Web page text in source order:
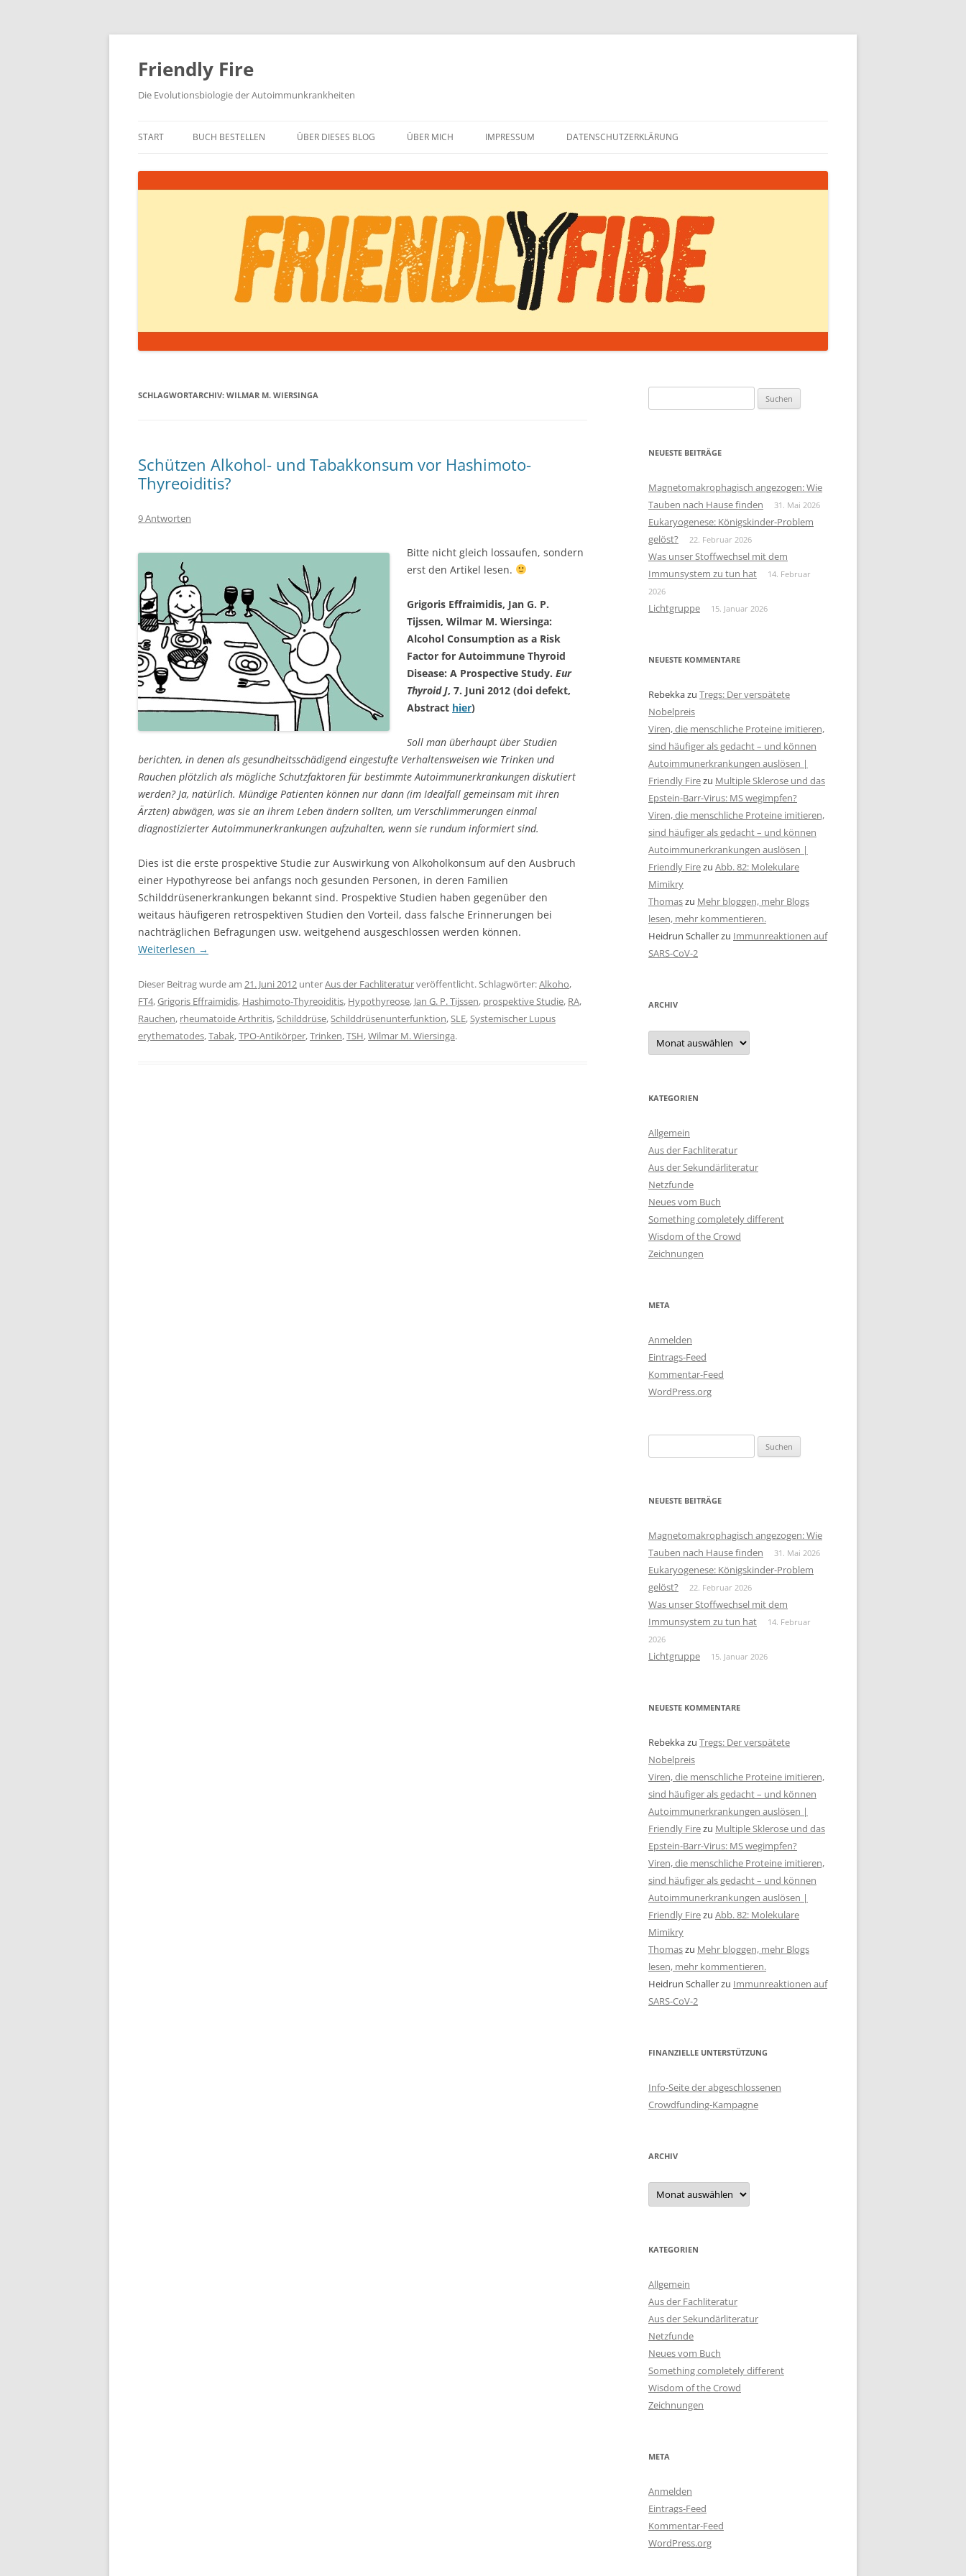
Zum
springen
Friendly Fire
Die Evolutionsbiologie der Autoimmunkrankheiten
START BUCH BESTELLEN ÜBER DIESES BLOG ÜBER MICH IMPRESSUM DATENSCHUTZERKLÄRUNG
SCHLAGWORTARCHIV: WILMAR M. WIERSINGA
Schützen Alkohol- und Tabakkonsum vor Hashimoto-
Thyreoiditis?
9 Antworten
Bitte nicht gleich lossaufen, sondern
erst den Artikel lesen.
Grigoris Effraimidis, Jan G. P.
Tijssen, Wilmar M. Wiersinga:
Alcohol Consumption as a Risk
Factor for Autoimmune Thyroid
Disease: A Prospective Study. Eur
Thyroid J, 7. Juni 2012 (doi defekt,
Abstract hier)
Soll man überhaupt über Studien
berichten, in denen als gesundheitsschädigend eingestufte Verhaltensweisen wie Trinken und
Rauchen plötzlich als mögliche Schutzfaktoren für bestimmte Autoimmunerkrankungen diskutiert
werden? Ja, natürlich. Mündige Patienten können nur dann (im Idealfall gemeinsam mit ihren
Ärzten) abwägen, was sie an ihrem Leben ändern sollten, um Verschlimmerungen einmal
diagnostizierter Autoimmunerkrankungen aufzuhalten, wenn sie rundum informiert sind.
Dies ist die erste prospektive Studie zur Auswirkung von Alkoholkonsum auf den Ausbruch
einer Hypothyreose bei anfangs noch gesunden Personen, in deren Familien
Schilddrüsenerkrankungen bekannt sind. Prospektive Studien haben gegenüber den
weitaus häufigeren retrospektiven Studien den Vorteil, dass falsche Erinnerungen bei
nachträglichen Befragungen usw. weitgehend ausgeschlossen werden können.
Weiterlesen →
Dieser Beitrag wurde am 21. Juni 2012 unterAus der Fachliteraturveröffentlicht. Schlagwörter:Alkoho,
FT4,Grigoris Effraimidis, Hashimoto-Thyreoiditis, Hypothyreose, Jan G. P. Tijssen, prospektive Studie, RA,
Rauchen, rheumatoide Arthritis,Schilddrüse,Schilddrüsenunterfunktion,SLE,Systemischer Lupus
erythematodes,Tabak,TPO-Antikörper,Trinken,TSH,Wilmar M. Wiersinga.
nach:
NEUESTE BEITRÄGE
Magnetomakrophagisch angezogen: Wie
Tauben nach Hause finden
31. Mai 2026
Eukaryogenese: Königskinder-Problem
gelöst?
22. Februar 2026
Was unser Stoffwechsel mit dem
Immunsystem zu tun hat
14. Februar
2026
Lichtgruppe 15. Januar 2026
NEUESTE KOMMENTARE
Rebekkazu Tregs: Der verspätete
Nobelpreis
Viren, die menschliche Proteine imitieren,
sind häufiger als gedacht – und können
Autoimmunerkrankungen auslösen |
Friendly Firezu Multiple Sklerose und das
Epstein-Barr-Virus: MS wegimpfen?
Viren, die menschliche Proteine imitieren,
sind häufiger als gedacht – und können
Autoimmunerkrankungen auslösen |
Friendly Firezu Abb. 82: Molekulare
Mimikry
Thomaszu Mehr bloggen, mehr Blogs
lesen, mehr kommentieren.
Heidrun Schallerzu Immunreaktionen auf
SARS-CoV-2
ARCHIV
Archiv
KATEGORIEN
Allgemein
Aus der Fachliteratur
Aus der Sekundärliteratur
Netzfunde
Neues vom Buch
Something completely different
Wisdom of the Crowd
Zeichnungen
META
Anmelden
Eintrags-Feed
Kommentar-Feed
WordPress.org
nach:
NEUESTE BEITRÄGE
Magnetomakrophagisch angezogen: Wie
Tauben nach Hause finden
31. Mai 2026
Eukaryogenese: Königskinder-Problem
gelöst?
22. Februar 2026
Was unser Stoffwechsel mit dem
Immunsystem zu tun hat
14. Februar
2026
Lichtgruppe 15. Januar 2026
NEUESTE KOMMENTARE
Rebekkazu Tregs: Der verspätete
Nobelpreis
Viren, die menschliche Proteine imitieren,
sind häufiger als gedacht – und können
Autoimmunerkrankungen auslösen |
Friendly Firezu Multiple Sklerose und das
Epstein-Barr-Virus: MS wegimpfen?
Viren, die menschliche Proteine imitieren,
sind häufiger als gedacht – und können
Autoimmunerkrankungen auslösen |
Friendly Firezu Abb. 82: Molekulare
Mimikry
Thomaszu Mehr bloggen, mehr Blogs
lesen, mehr kommentieren.
Heidrun Schallerzu Immunreaktionen auf
SARS-CoV-2
FINANZIELLE UNTERSTÜTZUNG
Info-Seite der abgeschlossenen
Crowdfunding-Kampagne
ARCHIV
Archiv
KATEGORIEN
Allgemein
Aus der Fachliteratur
Aus der Sekundärliteratur
Netzfunde
Neues vom Buch
Something completely different
Wisdom of the Crowd
Zeichnungen
META
Anmelden
Eintrags-Feed
Kommentar-Feed
WordPress.org